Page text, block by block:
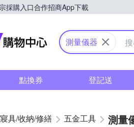
採購入口合作招商App下載
Yahoo購物中心
測量儀器
點換券 登記送
具/收納/修繕 五金工具 測量